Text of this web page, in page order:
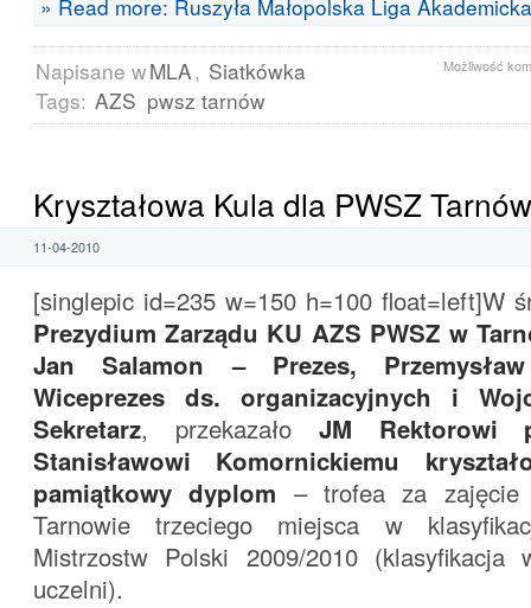
» Read more: Ruszyła Małopolska Liga Akademicka
Możliwość
Napisane wMLA, Siatkówka
Tags: AZS pwsz tarnów
Kryształowa Kula dla PWSZ Tarnów
11-04-2010
[singlepic id=235 w=150 h=100 float=left]W
Prezydium Zarządu KU AZS PWSZ w
Jan Salamon – Prezes,
Wiceprezes ds. organizacyjnych i
Sekretarz, przekazało JM Rektorowi
Stanisławowi Komornickiemu
pamiątkowy dyplom – trofea za
Tarnowie trzeciego miejsca w
Mistrzostw Polski 2009/2010 (klasyfikacja
uczelni).